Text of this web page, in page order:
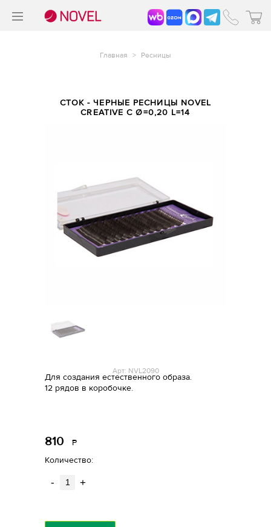
Главная > Ресницы
СТОК - ЧЕРНЫЕ РЕСНИЦЫ NOVEL
CREATIVE С Ø=0,20 L=14
Арт: NVL2090
Для создания естественного образа.
12 рядов в коробочке.
810 Р
Количество:
- +